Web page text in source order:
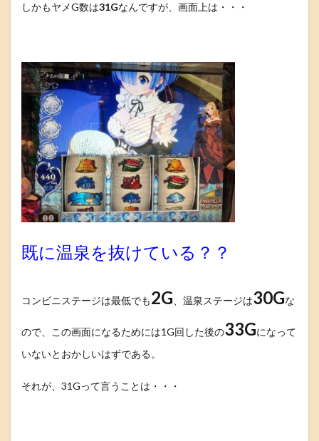
しかもヤメG数は31Gなんですが、画面上は・・・
既に温泉を抜けている？？
コンビニステージは最低でも2G 、温泉ステージは30Gな
ので、この画面になるためには1G回した後の33Gになって
いないとおかしいはずである。
それが、31Gって言うことは・・・